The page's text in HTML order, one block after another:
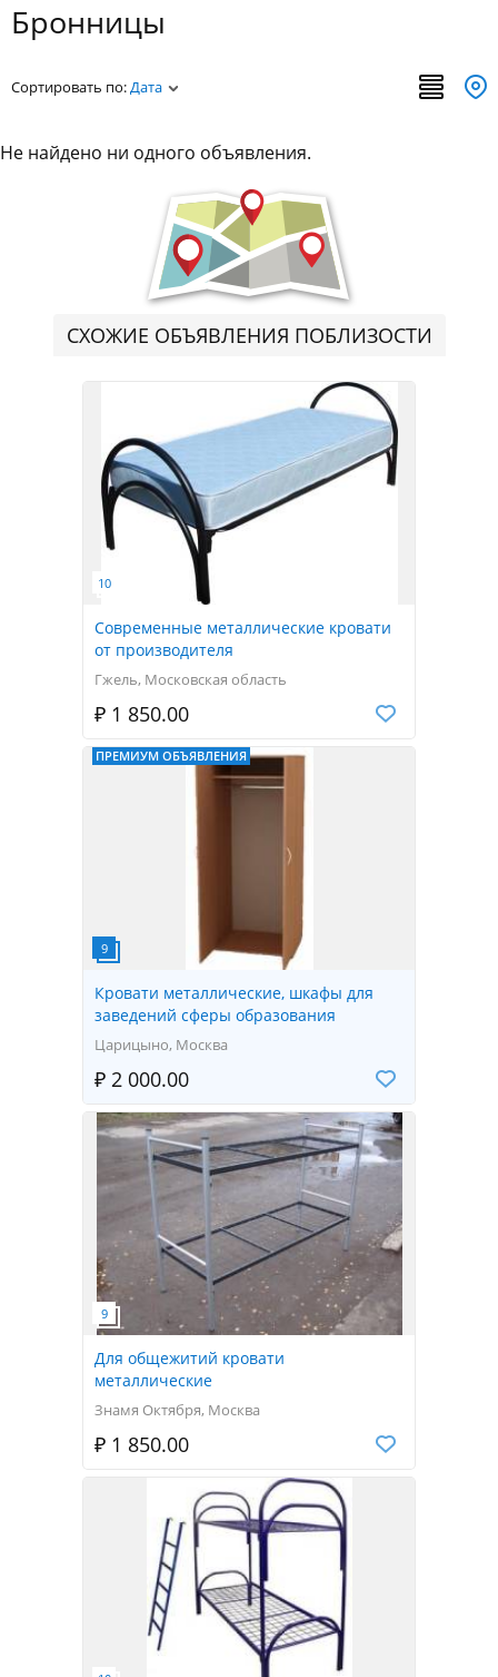
Бронницы
Сортировать по:Дата
Не найдено ни одного объявления.
СХОЖИЕ ОБЪЯВЛЕНИЯ ПОБЛИЗОСТИ
Современные металлические кровати
от производителя
Гжель, Московская область
₽ 1 850.00
ПРЕМИУМ ОБЪЯВЛЕНИЯ
Кровати металлические, шкафы для
заведений сферы образования
Царицыно, Москва
₽ 2 000.00
Для общежитий кровати
металлические
Знамя Октября, Москва
₽ 1 850.00